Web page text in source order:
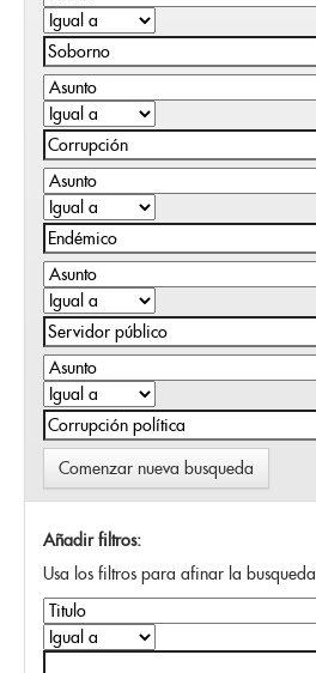
Comenzar nueva busqueda
Añadir filtros:
Usa los filtros para afinar la busqueda.